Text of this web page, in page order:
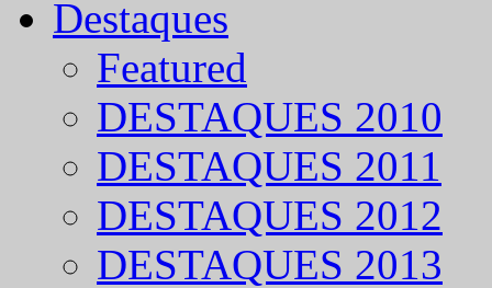
Destaques
Featured
DESTAQUES 2010
DESTAQUES 2011
DESTAQUES 2012
DESTAQUES 2013